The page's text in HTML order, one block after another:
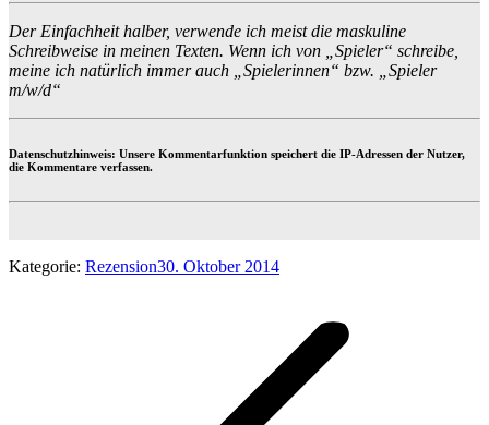
Der Einfachheit halber, verwende ich meist die maskuline
Schreibweise in meinen Texten. Wenn ich von „Spieler“ schreibe,
meine ich natürlich immer auch „Spielerinnen“ bzw. „Spieler
m/w/d“
Datenschutzhinweis: Unsere Kommentarfunktion speichert die IP-Adressen der Nutzer,
die Kommentare verfassen.
Kategorie: Rezension30. Oktober 2014